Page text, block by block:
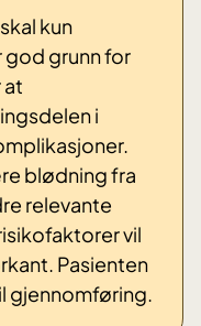
kun
god grunn for
at
i
blødning fra
relevante
vil
Pasienten
gjennomføring.